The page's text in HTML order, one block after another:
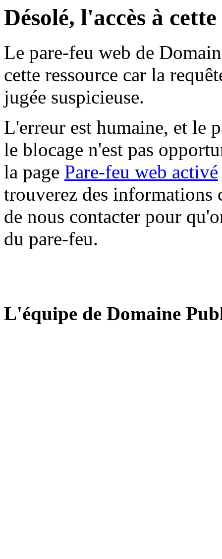
Désolé, l'accès à
Le pare-feu web de
cette ressource car la
jugée suspicieuse.
L'erreur est humaine, et le
le blocage n'est pas
la page Pare-feu web activé
trouverez des informations
de nous contacter pour
du pare-feu.
L'équipe de Domaine